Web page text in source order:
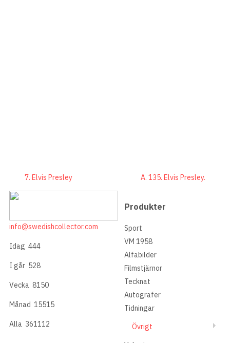
7. Elvis Presley A. 135. Elvis Presley.
info@swedishcollector.com
Idag 444
I går 528
Vecka 8150
Månad 15515
Alla 361112
Produkter
Sport
VM 1958
Alfabilder
Filmstjärnor
Tecknat
Autografer
Tidningar
Övrigt